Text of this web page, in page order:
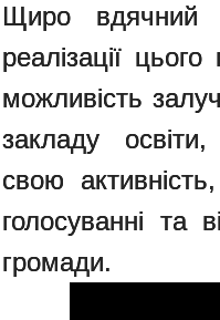
Щиро вдячний
реалізації
можливість
закладу
свою
голосуванні та
громади.